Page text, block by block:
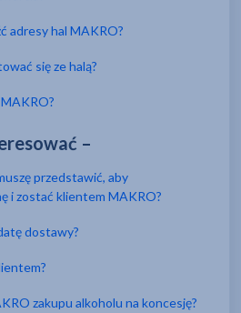
adresy hal MAKRO?
się ze halą?
MAKRO?
–
przedstawić, aby
i zostać klientem MAKRO?
dostawy?
zakupu alkoholu na koncesję?